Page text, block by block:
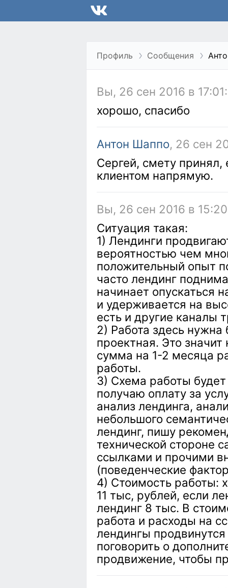
Профиль Сообщения
Вы, 26 сен 2016 в
хорошо, спасибо
Антон Шаппо, 26 сен
Сергей, смету принял,
клиентом напрямую.
Вы, 26 сен 2016 в
Ситуация такая:
1) Лендинги
вероятностью чем
положительный опыт
часто лендинг
начинает опускаться
и удерживается на
есть и другие каналы
2) Работа здесь
проектная. Это
сумма на 1-2 месяца
работы.
3) Схема работы
получаю оплату за
анализ лендинга,
небольшого
лендинг, пишу
технической стороне
ссылками и прочими
(поведенческие
4) Стоимость работы:
11 тыс, рублей, если
лендинг 8 тыс. В
работа и расходы на
лендингы
поговорить о
продвижение, чтобы